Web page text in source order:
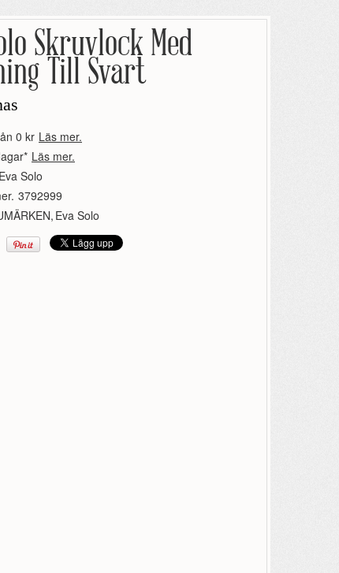
Skruvlock Med
Till Svart
0 kr Läs mer.
Läs mer.
Eva Solo
3792999
, Eva Solo